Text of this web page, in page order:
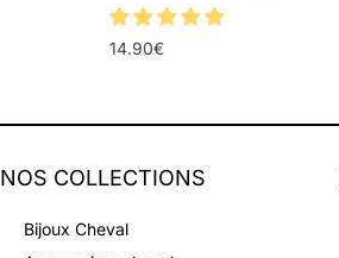
14.90€
NOS COLLECTIONS
Bijoux Cheval